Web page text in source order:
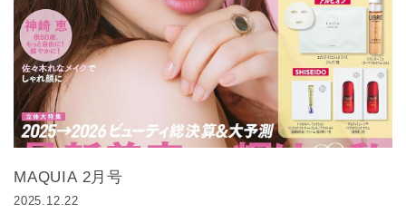
MAQUIA 2月号
2025.12.22